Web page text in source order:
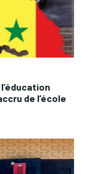
de l’école